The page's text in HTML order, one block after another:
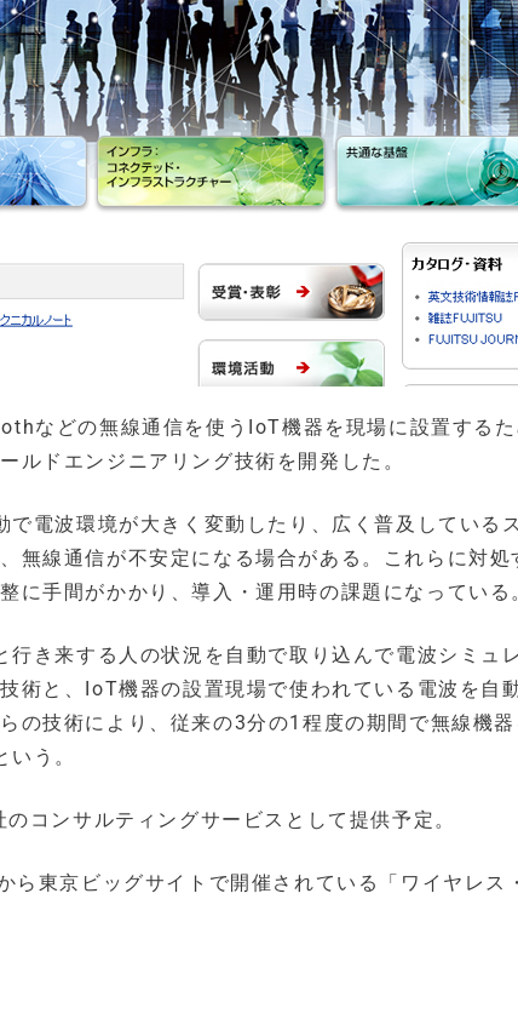
などの無線通信を使うIoT機器を現場に設置する
ルドエンジニアリング技術を開発した。
電波環境が大きく変動したり、広く普及している
無線通信が不安定になる場合がある。これらに対処
に手間がかかり、導入・運用時の課題になっている
き来する人の状況を自動で取り込んで電波シミュ
術と、IoT機器の設置現場で使われている電波を自
の技術により、従来の3分の1程度の期間で無線機
う。
コンサルティングサービスとして提供予定。
ら東京ビッグサイトで開催されている「ワイヤレス